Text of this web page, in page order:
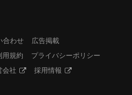
合わせ
広告掲載
用規約
プライバシーポリシー
会社 採用情報